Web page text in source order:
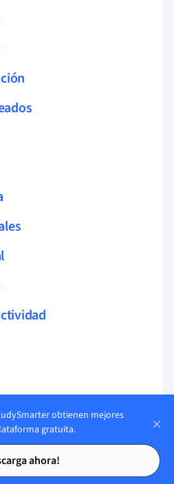
de estudio
de estudio
obtienen mejores
gratuita.
ahora!